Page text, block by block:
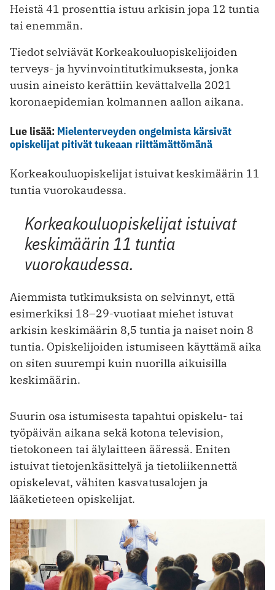
Heistä 41 prosenttia istuu arkisin jopa 12 tuntia
tai enemmän.
Tiedot selviävät Korkeakouluopiskelijoiden
terveys- ja hyvinvointitutkimuksesta, jonka
uusin aineisto kerättiin kevättalvella 2021
koronaepidemian kolmannen aallon aikana.
Lue lisää: Mielenterveyden ongelmista kärsivät
opiskelijat pitivät tukeaan riittämättömänä
Korkeakouluopiskelijat istuivat keskimäärin 11
tuntia vuorokaudessa.
Korkeakouluopiskelijat istuivat
keskimäärin 11 tuntia
vuorokaudessa.
Aiemmista tutkimuksista on selvinnyt, että
esimerkiksi 18–29-vuotiaat miehet istuvat
arkisin keskimäärin 8,5 tuntia ja naiset noin 8
tuntia. Opiskelijoiden istumiseen käyttämä aika
on siten suurempi kuin nuorilla aikuisilla
keskimäärin.
Suurin osa istumisesta tapahtui opiskelu- tai
työpäivän aikana sekä kotona television,
tietokoneen tai älylaitteen ääressä. Eniten
istuivat tietojenkäsittelyä ja tietoliikennettä
opiskelevat, vähiten kasvatusalojen ja
lääketieteen opiskelijat.